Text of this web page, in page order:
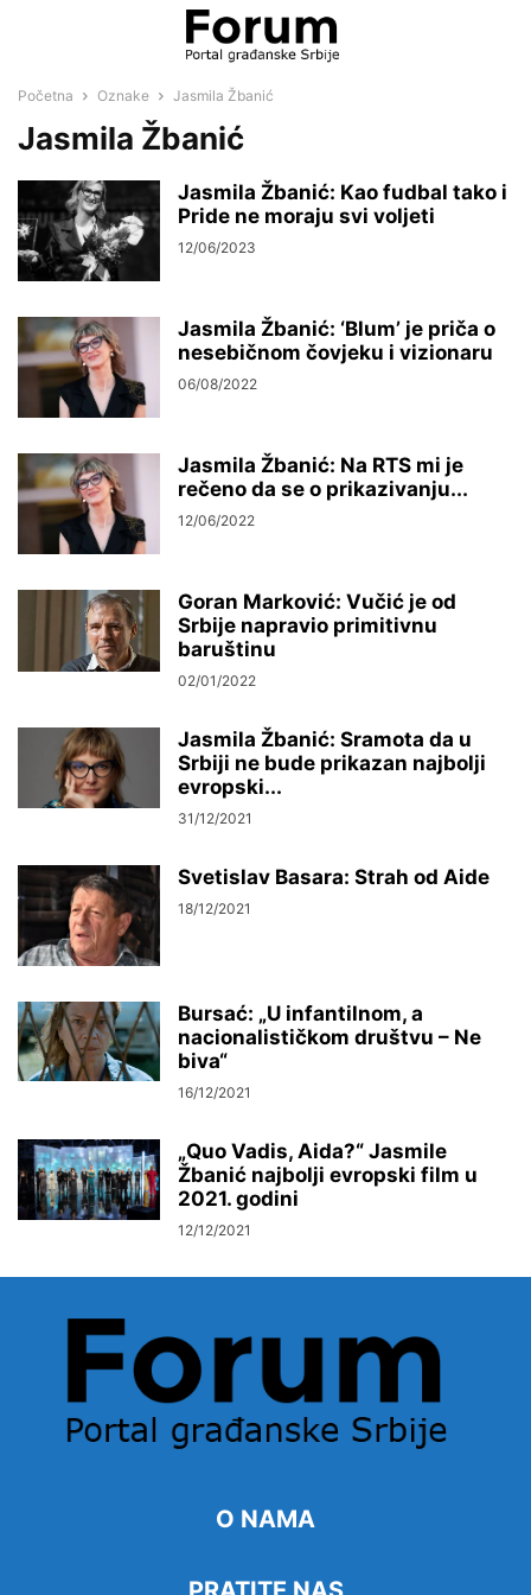
Početna Oznake Jasmila Žbanić
Jasmila Žbanić
Jasmila Žbanić: Kao fudbal tako i
Pride ne moraju svi voljeti
12/06/2023
Jasmila Žbanić: ‘Blum’ je priča o
nesebičnom čovjeku i vizionaru
06/08/2022
Jasmila Žbanić: Na RTS mi je
rečeno da se o prikazivanju...
12/06/2022
Goran Marković: Vučić je od
Srbije napravio primitivnu
baruštinu
02/01/2022
Jasmila Žbanić: Sramota da u
Srbiji ne bude prikazan najbolji
evropski...
31/12/2021
Svetislav Basara: Strah od Aide
18/12/2021
Bursać: „U infantilnom, a
nacionalističkom društvu – Ne
biva“
16/12/2021
„Quo Vadis, Aida?“ Jasmile
Žbanić najbolji evropski film u
2021. godini
12/12/2021
O NAMA